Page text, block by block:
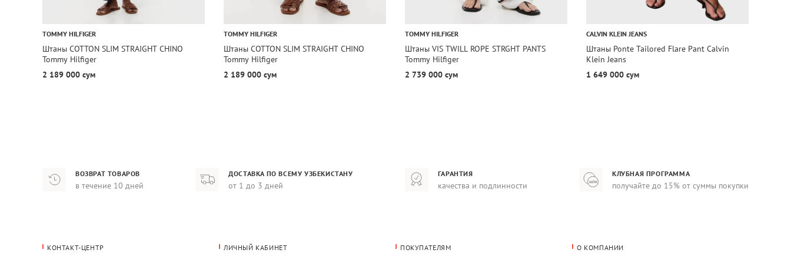
TOMMY HILFIGER
Штаны COTTON SLIM STRAIGHT CHINO
Tommy Hilfiger
2 189 000 сум
TOMMY HILFIGER
Штаны COTTON SLIM STRAIGHT CHINO
Tommy Hilfiger
2 189 000 сум
TOMMY HILFIGER
Штаны VIS TWILL ROPE STRGHT PANTS
Tommy Hilfiger
2 739 000 сум
CALVIN KLEIN JEANS
Штаны Ponte Tailored Flare Pant Calvin
Klein Jeans
1 649 000 сум
ВОЗВРАТ ТОВАРОВ
в течение 10 дней
ДОСТАВКА ПО ВСЕМУ УЗБЕКИСТАНУ
от 1 до 3 дней
ГАРАНТИЯ
качества и подлинности
КЛУБНАЯ ПРОГРАММА
получайте до 15% от суммы покупки
КОНТАКТ-ЦЕНТР ЛИЧНЫЙ КАБИНЕТ ПОКУПАТЕЛЯМ О КОМПАНИИ